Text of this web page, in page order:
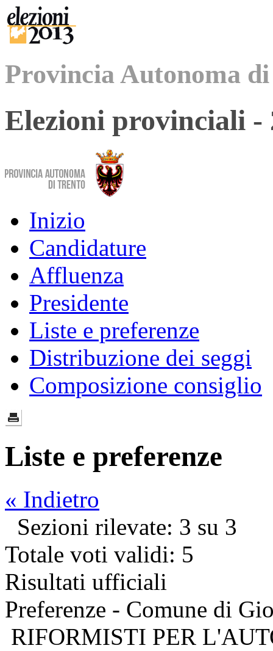
Provincia Autonoma
Elezioni provinciali -
Inizio
Candidature
Affluenza
Presidente
Liste e preferenze
Distribuzione dei seggi
Composizione consiglio
Liste e preferenze
« Indietro
Sezioni rilevate: 3 su 3
Totale voti validi: 5
Risultati ufficiali
Preferenze - Comune di
RIFORMISTI PER